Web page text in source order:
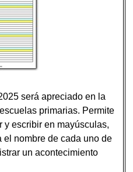
será apreciado en la
primarias. Permite
y escribir en mayúsculas,
el nombre de cada uno de
un acontecimiento